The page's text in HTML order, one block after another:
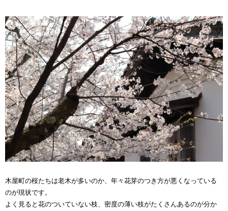
木屋町の桜たちは老木が多いのか、年々花芽のつき方が悪くなっている
のが現状です。
よく見ると花のついていない枝、密度の薄い枝がたくさんあるのが分か